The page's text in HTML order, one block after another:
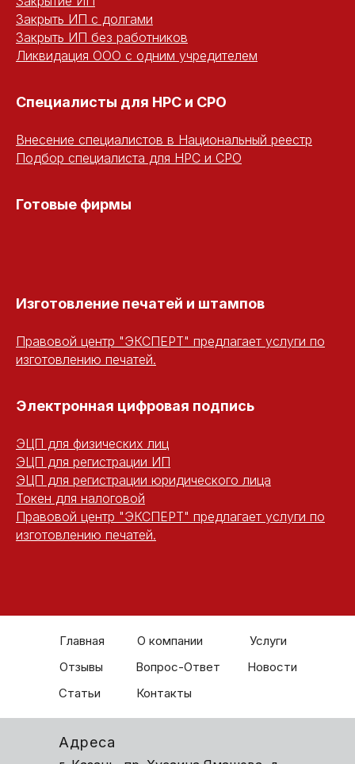
Закрыть ИП с долгами
Закрыть ИП без работников
Ликвидация ООО с одним учредителем
Специалисты для НРС и СРО
Внесение специалистов в Национальный реестр
Подбор специалиста для НРС и СРО
Готовые фирмы
Изготовление печатей и штампов
Правовой центр "ЭКСПЕРТ" предлагает услуги по
изготовлению печатей.
Электронная цифровая подпись
ЭЦП для физических лиц
ЭЦП для регистрации ИП
ЭЦП для регистрации юридического лица
Токен для налоговой
Правовой центр "ЭКСПЕРТ" предлагает услуги по
изготовлению печатей.
О компании
Отзывы
Услуги
Вопрос-Ответ
Главная
Статьи
Новости
Контакты
Адреса